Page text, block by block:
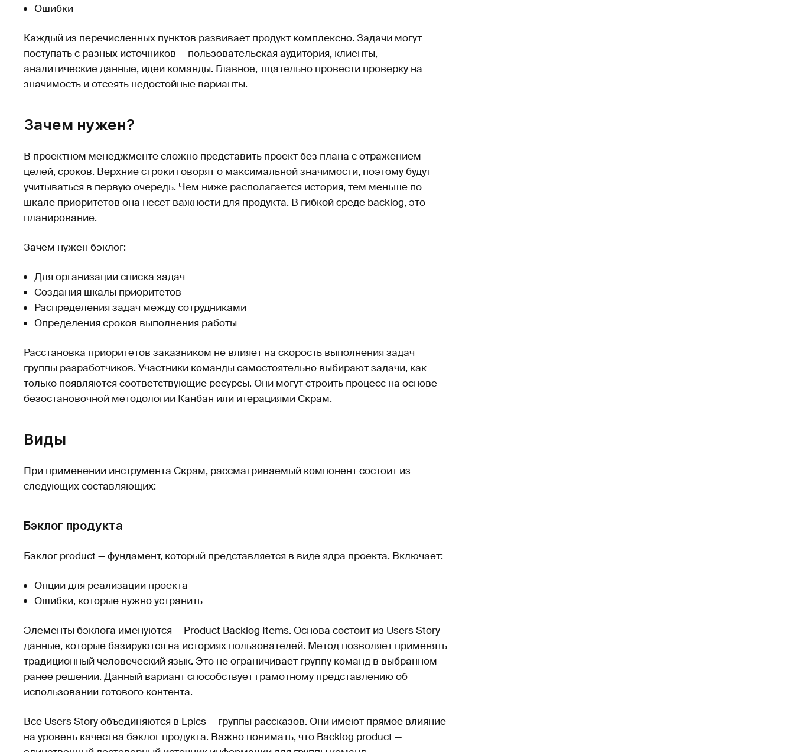
Ошибки
Каждый из перечисленных пунктов развивает продукт комплексно. Задачи могут
поступать с разных источников — пользовательская аудитория, клиенты,
аналитические данные, идеи команды. Главное, тщательно провести проверку на
значимость и отсеять недостойные варианты.
Зачем нужен?
В проектном менеджменте сложно представить проект без плана с отражением
целей, сроков. Верхние строки говорят о максимальной значимости, поэтому будут
учитываться в первую очередь. Чем ниже располагается история, тем меньше по
шкале приоритетов она несет важности для продукта. В гибкой среде backlog, это
планирование.
Зачем нужен бэклог:
Для организации списка задач
Создания шкалы приоритетов
Распределения задач между сотрудниками
Определения сроков выполнения работы
Расстановка приоритетов заказником не влияет на скорость выполнения задач
группы разработчиков. Участники команды самостоятельно выбирают задачи, как
только появляются соответствующие ресурсы. Они могут строить процесс на основе
безостановочной методологии Канбан или итерациями Скрам.
Виды
При применении инструмента Скрам, рассматриваемый компонент состоит из
следующих составляющих:
Бэклог продукта
Бэклог product — фундамент, который представляется в виде ядра проекта. Включает:
Опции для реализации проекта
Ошибки, которые нужно устранить
Элементы бэклога именуются — Product Backlog Items. Основа состоит из Users Story –
данные, которые базируются на историях пользователей. Метод позволяет применять
традиционный человеческий язык. Это не ограничивает группу команд в выбранном
ранее решении. Данный вариант способствует грамотному представлению об
использовании готового контента.
Все Users Story объединяются в Epics — группы рассказов. Они имеют прямое влияние
на уровень качества бэклог продукта. Важно понимать, что Backlog product —